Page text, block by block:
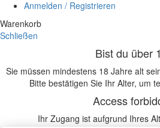
Anmelden / Registrieren
Warenkorb
Schließen
Bist du über
Sie müssen mindestens 18 Jahre alt
Bitte bestätigen Sie Ihr Alter, um
Access
Ihr Zugang ist aufgrund Ihres